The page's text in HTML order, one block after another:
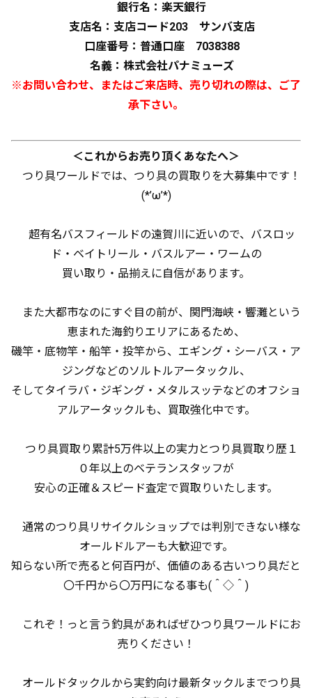
銀行名：楽天銀行
支店名：支店コード203 サンバ支店
口座番号：普通口座 7038388
名義：株式会社パナミューズ
※お問い合わせ、またはご来店時、売り切れの際は、ご了
承下さい。
＜これからお売り頂くあなたへ＞
つり具ワールドでは、つり具の買取りを大募集中です！
(*’ω’*)
超有名バスフィールドの遠賀川に近いので、バスロッ
ド・ベイトリール・バスルアー・ワームの
買い取り・品揃えに自信があります。
また大都市なのにすぐ目の前が、関門海峡・響灘という
恵まれた海釣りエリアにあるため、
磯竿・底物竿・船竿・投竿から、エギング・シーバス・ア
ジングなどのソルトルアータックル、
そしてタイラバ・ジギング・メタルスッテなどのオフショ
アルアータックルも、買取強化中です。
つり具買取り累計5万件以上の実力とつり具買取り歴１
０年以上のベテランスタッフが
安心の正確＆スピード査定で買取りいたします。
通常のつり具リサイクルショップでは判別できない様な
オールドルアーも大歓迎です。
知らない所で売ると何百円が、価値のある古いつり具だと
〇千円から〇万円になる事も(＾◇＾)
これぞ！っと言う釣具があればぜひつり具ワールドにお
売りください！
オールドタックルから実釣向け最新タックルまでつり具